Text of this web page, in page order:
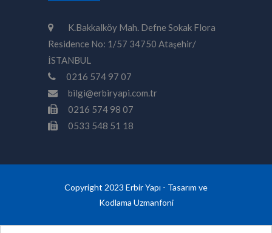
K.Bakkalköy Mah. Defne Sokak Flora
Residence No: 1/57 34750 Ataşehir/
İSTANBUL
0216 574 97 07
bilgi@erbiryapi.com.tr
0216 574 98 07
0533 548 51 18
Copyright 2023 Erbir Yapı - Tasarım ve
Kodlama Uzmanfoni